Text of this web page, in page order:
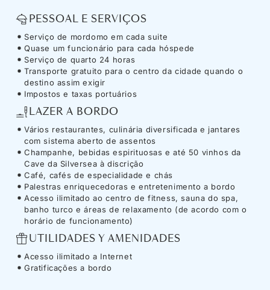
PESSOAL E SERVIÇOS
Serviço de mordomo em cada suite
Quase um funcionário para cada hóspede
Serviço de quarto 24 horas
Transporte gratuito para o centro da cidade quando o
destino assim exigir
Impostos e taxas portuários
LAZER A BORDO
Vários restaurantes, culinária diversificada e jantares
com sistema aberto de assentos
Champanhe, bebidas espirituosas e até 50 vinhos da
Cave da Silversea à discrição
Café, cafés de especialidade e chás
Palestras enriquecedoras e entretenimento a bordo
Acesso ilimitado ao centro de fitness, sauna do spa,
banho turco e áreas de relaxamento (de acordo com o
horário de funcionamento)
UTILIDADES Y AMENIDADES
Acesso ilimitado a Internet
Gratificações a bordo